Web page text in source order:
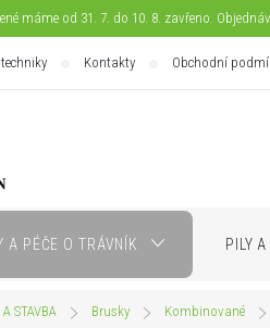
máme od 31. 7. do 10. 8. zavřeno.
Kontakty Obchodní
A PÉČE O TRÁVNÍK PILY A
STAVBA Brusky Kombinované